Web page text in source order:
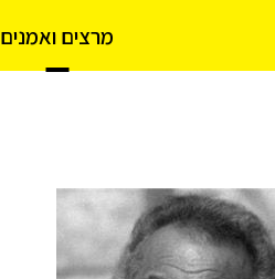
מרצים ואמנים